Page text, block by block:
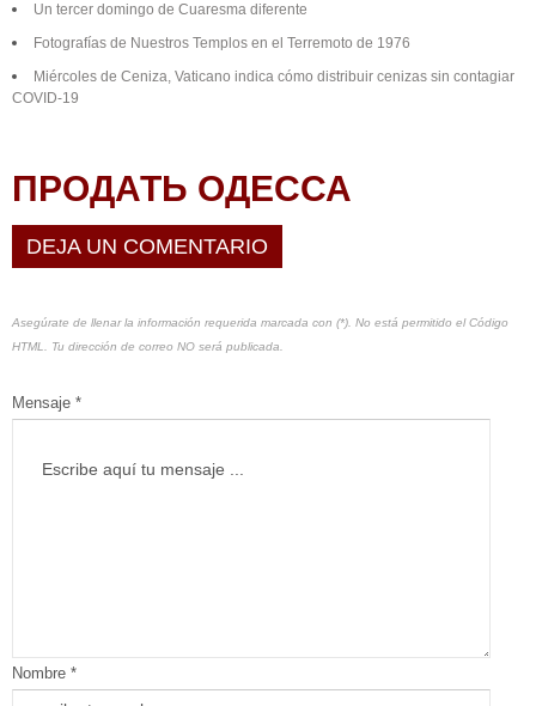
Un tercer domingo de Cuaresma diferente
Fotografías de Nuestros Templos en el Terremoto de 1976
Miércoles de Ceniza, Vaticano indica cómo distribuir cenizas sin contagiar
COVID-19
ПРОДАТЬ ОДЕССА
DEJA UN COMENTARIO
Asegúrate de llenar la información requerida marcada con (*). No está permitido el Código
HTML. Tu dirección de correo NO será publicada.
Mensaje *
Nombre *